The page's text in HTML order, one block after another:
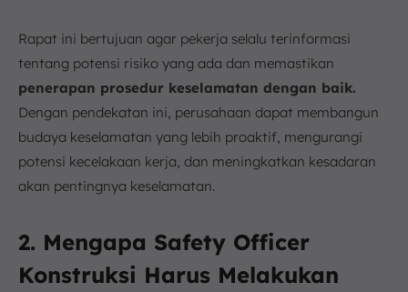
Rapat ini bertujuan agar pekerja selalu terinformasi
tentang potensi risiko yang ada dan memastikan
penerapan prosedur keselamatan dengan baik.
Dengan pendekatan ini, perusahaan dapat membangun
budaya keselamatan yang lebih proaktif, mengurangi
potensi kecelakaan kerja, dan meningkatkan kesadaran
akan pentingnya keselamatan.
2. Mengapa Safety Officer
Konstruksi Harus Melakukan